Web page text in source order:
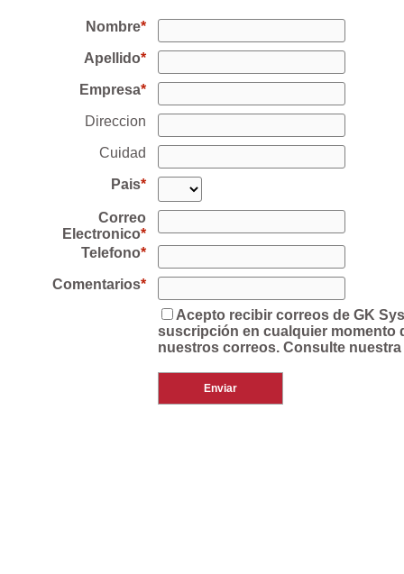
Nombre
Apellido
Empresa
Direccion
Cuidad
Pais
Correo
Electronico
Telefono
Comentarios
Acepto recibir correos de GK
suscripción en cualquier momento
nuestros correos. Consulte